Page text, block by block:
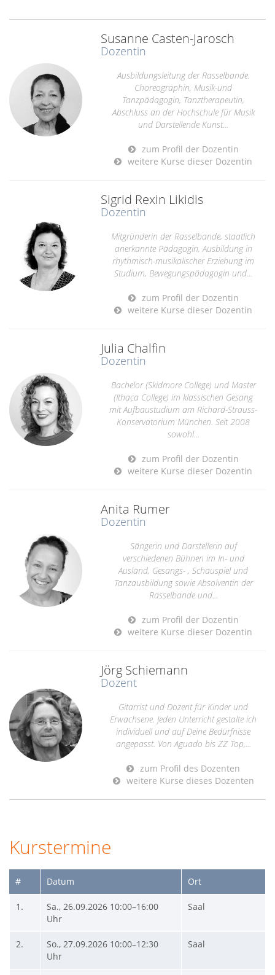
Susanne Casten-Jarosch
Dozentin
Ausbildungsleitung der Rasselbande.
Choreographin, Musik-und
Tanzpädagogin, Tanztherapeutin,
Abschluss an der Hochschule für Musik
und Darstellende Kunst...
zum Profil der Dozentin
weitere Kurse dieser Dozentin
Sigrid Rexin Likidis
Dozentin
Mitgründerin der Rasselbande, staatlich
anerkannte Pädagogin, Ausbildung in
rhythmisch-musikalischer Erziehung im
Studium, Bewegungspädagogin und...
zum Profil der Dozentin
weitere Kurse dieser Dozentin
Julia Chalfin
Dozentin
Bachelor (Skidmore College) und Master
(Ithaca College) im klassischen Gesang
mit Aufbaustudium am Richard-Strauss-
Konservatorium München. Seit 2008
sowohl...
zum Profil der Dozentin
weitere Kurse dieser Dozentin
Anita Rumer
Dozentin
Sängerin und Darstellerin auf
verschiedenen Bühnen im In- und
Ausland, Gesangs- , Schauspiel und
Tanzausbildung sowie Absolventin der
Rasselbande und...
zum Profil der Dozentin
weitere Kurse dieser Dozentin
Jörg Schiemann
Dozent
Gitarrist und Dozent für Kinder und
Erwachsene. Jeden Unterricht gestalte ich
individuell und auf Deine Bedürfnisse
angepasst. Von Aguado bis ZZ Top,...
zum Profil des Dozenten
weitere Kurse dieses Dozenten
Kurstermine
# Datum Ort
1. Sa., 26.09.2026 10:00–16:00
Uhr
Saal
2. So., 27.09.2026 10:00–12:30
Uhr
Saal